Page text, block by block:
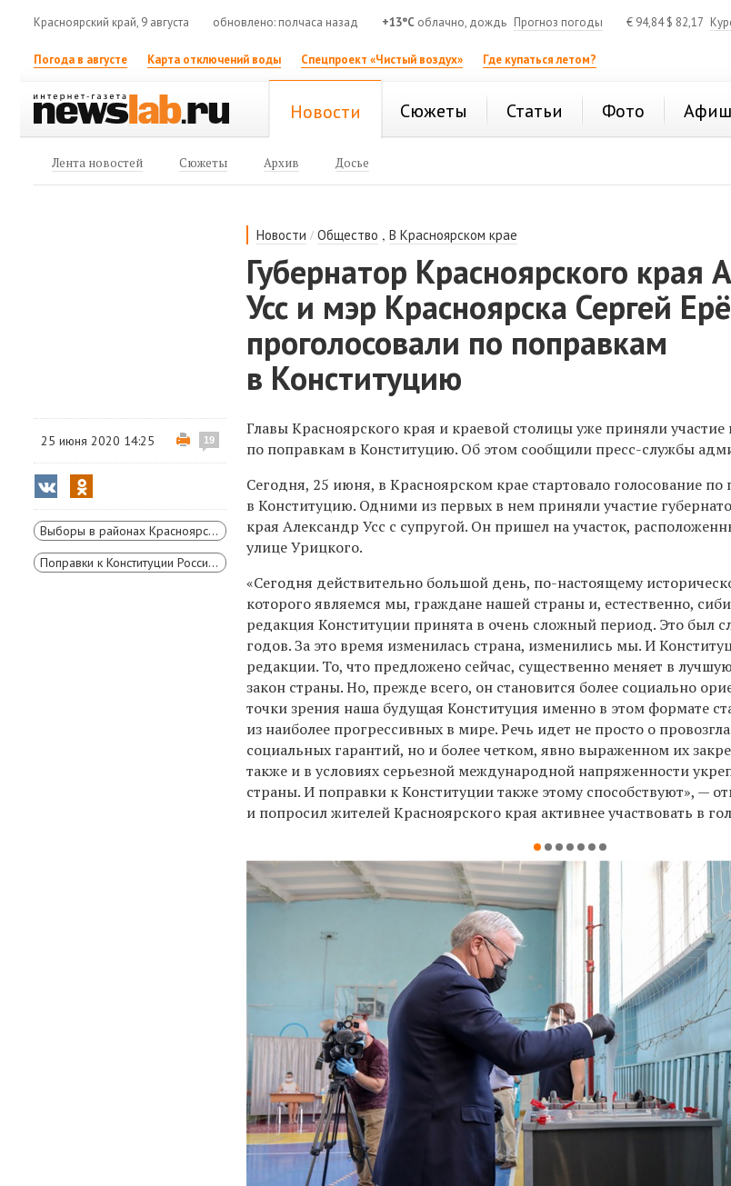
Красноярский край, 9 августа обновлено: полчаса назад +13°C облачно, дождь Прогноз погоды € 94,84$ 82,17
Погода в августе Карта отключений воды Спецпроект «Чистый воздух» Где купаться летом?
Новости Сюжеты Статьи Фото
Лента новостей Сюжеты Архив Досье
Новости /Общество ,В Красноярском крае
Губернатор Красноярского края
Усс и мэр Красноярска Сергей
проголосовали по поправкам
в Конституцию
25 июня 2020 14:25 19
Выборы в районах Красноярского края
Поправки к Конституции России 2020 года
Главы Красноярского края и краевой столицы уже приняли участие
по поправкам в Конституцию. Об этом сообщили пресс-службы
Сегодня, 25 июня, в Красноярском крае стартовало голосование по
в Конституцию. Одними из первых в нем приняли участие
края Александр Усс с супругой. Он пришел на участок,
улице Урицкого.
«Сегодня действительно большой день, по-настоящему
которого являемся мы, граждане нашей страны и, естественно,
редакция Конституции принята в очень сложный период. Это был
годов. За это время изменилась страна, изменились мы. И
редакции. То, что предложено сейчас, существенно меняет в
закон страны. Но, прежде всего, он становится более социально
точки зрения наша будущая Конституция именно в этом формате
из наиболее прогрессивных в мире. Речь идет не просто о
социальных гарантий, но и более четком, явно выраженном их
также и в условиях серьезной международной напряженности
страны. И поправки к Конституции также этому способствуют», —
и попросил жителей Красноярского края активнее участвовать в